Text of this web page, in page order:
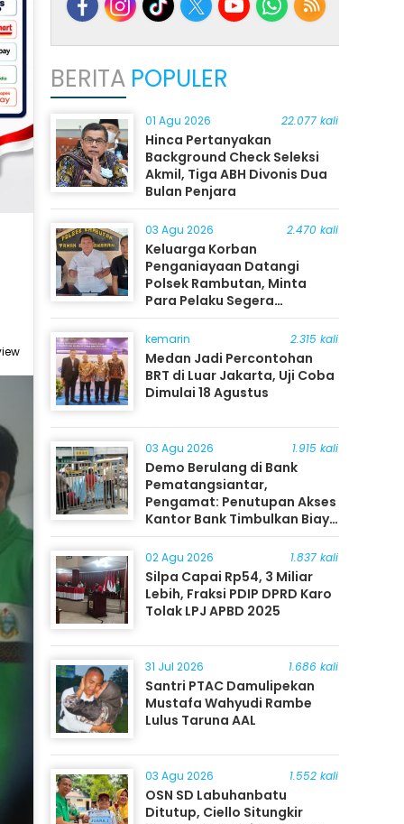
BERITA POPULER
01 Agu 2026 22.077 kali
Hinca Pertanyakan
Background Check Seleksi
Akmil, Tiga ABH Divonis Dua
Bulan Penjara
03 Agu 2026 2.470 kali
Keluarga Korban
Penganiayaan Datangi
Polsek Rambutan, Minta
Para Pelaku Segera
Ditangkap
kemarin 2.315 kali
Medan Jadi Percontohan
BRT di Luar Jakarta, Uji Coba
Dimulai 18 Agustus
03 Agu 2026 1.915 kali
Demo Berulang di Bank
Pematangsiantar,
Pengamat: Penutupan Akses
Kantor Bank Timbulkan Biaya
Ekonomi bagi Masyarakat
02 Agu 2026 1.837 kali
Silpa Capai Rp54, 3 Miliar
Lebih, Fraksi PDIP DPRD Karo
Tolak LPJ APBD 2025
31 Jul 2026 1.686 kali
Santri PTAC Damulipekan
Mustafa Wahyudi Rambe
Lulus Taruna AAL
03 Agu 2026 1.552 kali
OSN SD Labuhanbatu
Ditutup, Ciello Situngkir